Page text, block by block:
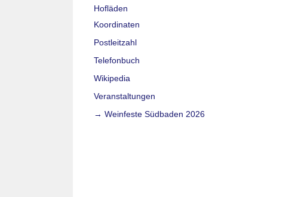
Hofläden
Koordinaten
Postleitzahl
Telefonbuch
Wikipedia
Veranstaltungen
→ Weinfeste Südbaden 2026